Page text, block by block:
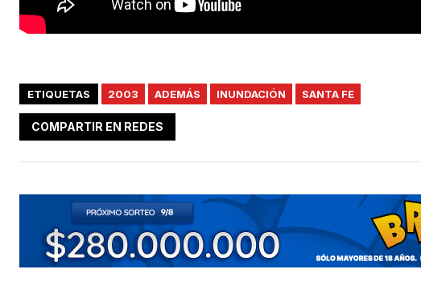
ETIQUETAS 2003 ADEMÁS INUNDACIÓN SANTA FE
COMPARTIR EN REDES